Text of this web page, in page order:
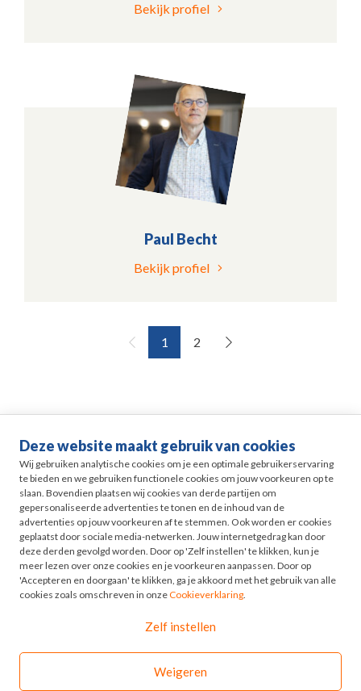
Deze website maakt gebruik van cookies
Wij gebruiken analytische cookies om je een optimale gebruikerservaring
te bieden en we gebruiken functionele cookies om jouw voorkeuren op te
slaan. Bovendien plaatsen wij cookies van derde partijen om
gepersonaliseerde advertenties te tonen en de inhoud van de
advertenties op jouw voorkeuren af te stemmen. Ook worden er cookies
geplaatst door sociale media-netwerken. Jouw internetgedrag kan door
deze derden gevolgd worden. Door op 'Zelf instellen' te klikken, kun je
meer lezen over onze cookies en je voorkeuren aanpassen. Door op
'Accepteren en doorgaan' te klikken, ga je akkoord met het gebruik van alle
cookies zoals omschreven in onzeCookieverklaring.
Zelf instellen
Weigeren
Bekijk profiel
Paul Becht
Bekijk profiel
1 2
Life events
Pensioen in Zicht
HR
Odyssee